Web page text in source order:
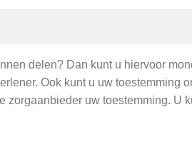
delen? Dan kunt u hiervoor
Ook kunt u uw toestemming
uw toestemming. U